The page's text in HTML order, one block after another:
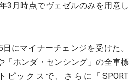
3月時点でヴェゼルのみを用意し
にマイナーチェンジを受けた。
「ホンダ・センシング」の全車標
ピックスで、さらに「SPORT